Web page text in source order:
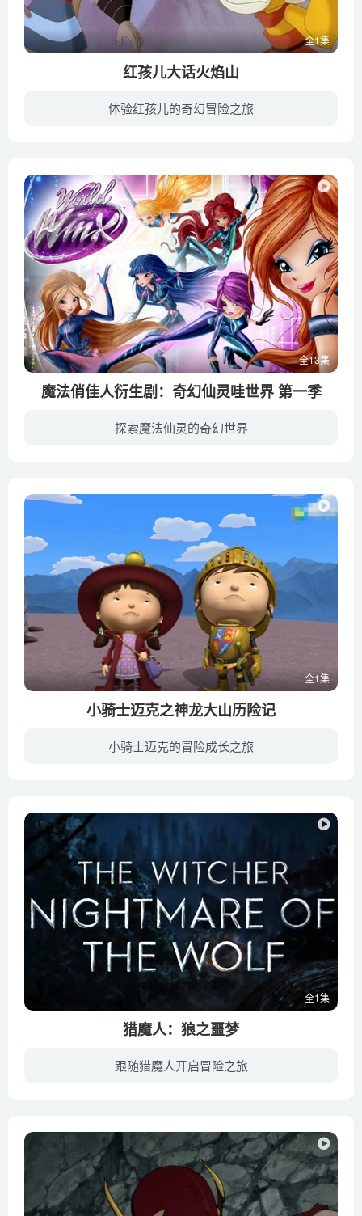
全1集
红孩儿大话火焰山
体验红孩儿的奇幻冒险之旅
全13集
魔法俏佳人衍生剧：奇幻仙灵哇世界 第一季
探索魔法仙灵的奇幻世界
全1集
小骑士迈克之神龙大山历险记
小骑士迈克的冒险成长之旅
全1集
猎魔人：狼之噩梦
跟随猎魔人开启冒险之旅